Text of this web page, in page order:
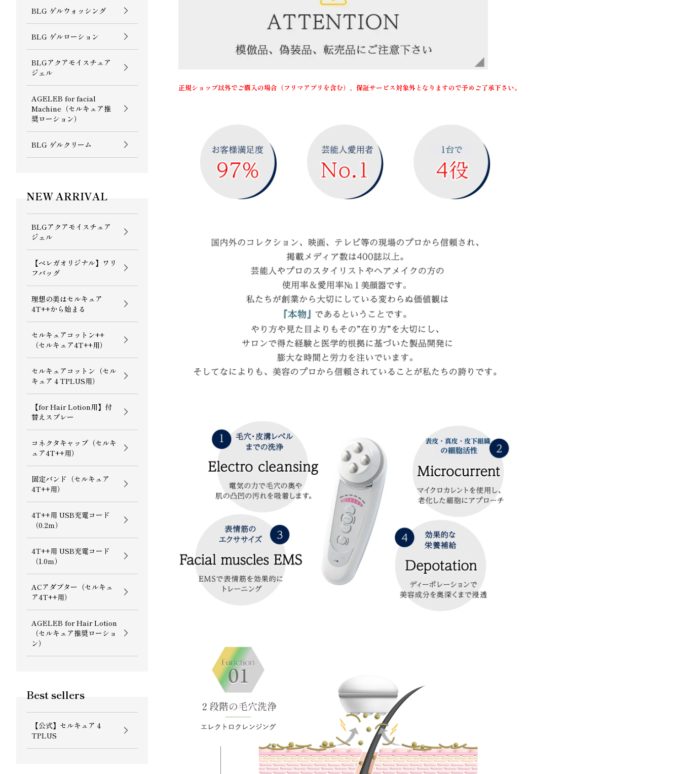
BLG ゲルウォッシング
BLG ゲルローション
BLGアクアモイスチュア
ジェル
AGELEB for facial
Machine（セルキュア推
奨ローション）
BLG ゲルクリーム
NEW ARRIVAL
BLGアクアモイスチュア
ジェル
【ベレガオリジナル】ワリ
フバッグ
理想の美はセルキュア
4T++から始まる
セルキュアコットン++
（セルキュア4T++用）
セルキュアコットン（セル
キュア４TPLUS用）
【for Hair Lotion用】付
替えスプレー
コネクタキャップ（セルキ
ュア4T++用）
固定バンド（セルキュア
4T++用）
4T++用 USB充電コード
（0.2ｍ）
4T++用 USB充電コード
（1.0ｍ）
ACアダプター（セルキュ
ア4T++用）
AGELEB for Hair Lotion
（セルキュア推奨ローショ
ン）
Best sellers
【公式】セルキュア４
TPLUS
正規ショップ以外でご購入の場合（フリマアプリを含む）、保証サービス対象外となりますので予めご了承下さい。